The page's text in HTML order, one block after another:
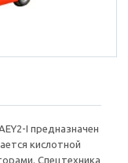
I предназначен
кислотной
Спецтехника